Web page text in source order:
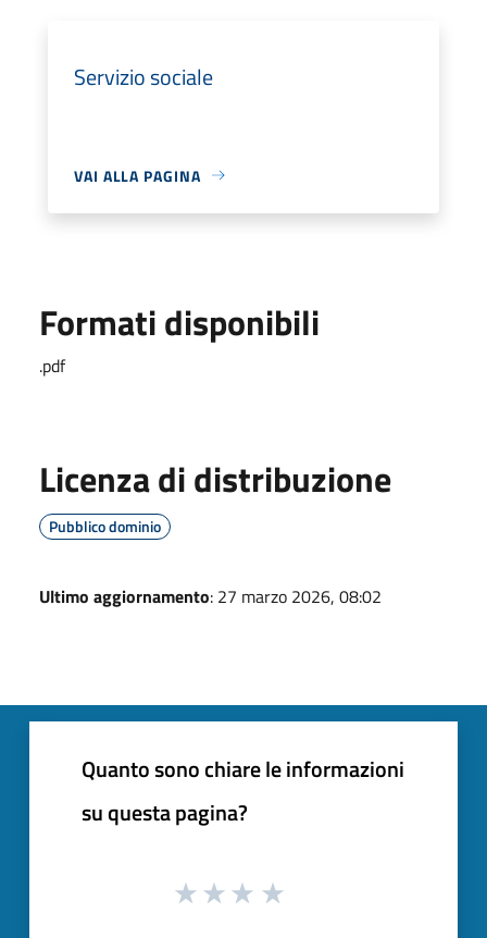
Servizio sociale
VAI ALLA PAGINA
Formati disponibili
.pdf
Licenza di distribuzione
Pubblico dominio
Ultimo aggiornamento: 27 marzo 2026, 08:02
Quanto sono chiare le informazioni
su questa pagina?